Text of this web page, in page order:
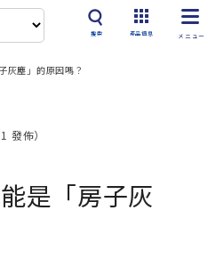
搜索 產品信息
灰塵」的原因嗎？
發佈）
是「房子灰